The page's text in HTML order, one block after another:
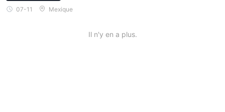
07-11 Mexique
Il n'y en a plus.